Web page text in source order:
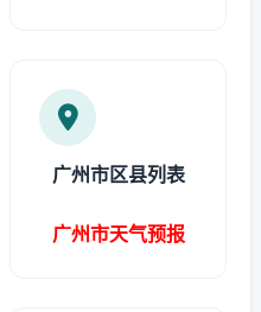
广州市区县列表
广州市天气预报